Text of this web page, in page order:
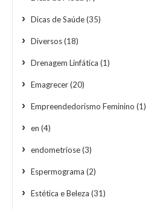
Dicas de Saúde(35)
Diversos(18)
Drenagem Linfática (1)
Emagrecer(20)
Empreendedorismo Feminino (1)
en (4)
endometriose(3)
Espermograma (2)
Estética e Beleza (31)